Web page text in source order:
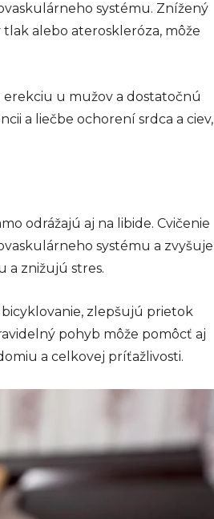
systému. Znížený
alebo ateroskleróza, môže
u mužov a dostatočnú
a liečbe ochorení srdca a ciev,
odrážajú aj na libide. Cvičenie
systému a zvyšuje
a znižujú stres.
bicyklovanie, zlepšujú prietok
pohyb môže pomôcť aj
a celkovej príťažlivosti.